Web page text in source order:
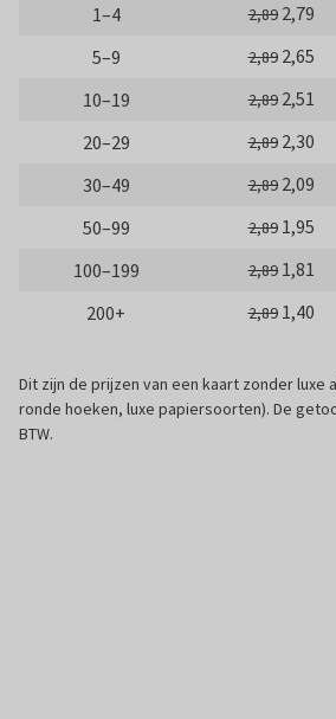
1–4 2,89 2,79
5–9
2,89 2,65
10–19
2,89 2,51
20–29
2,89 2,30
30–49
2,89 2,09
50–99
2,89 1,95
100–199
2,89 1,81
200+
2,89 1,40
Dit zijn de prijzen van een kaart zonder luxe
ronde hoeken, luxe papiersoorten). De
BTW.